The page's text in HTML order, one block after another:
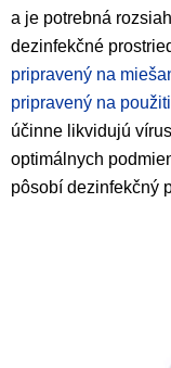
a je potrebná
dezinfekčné
pripravený na
pripravený na
účinne likvidujú
optimálnych
pôsobí dezinfekčný